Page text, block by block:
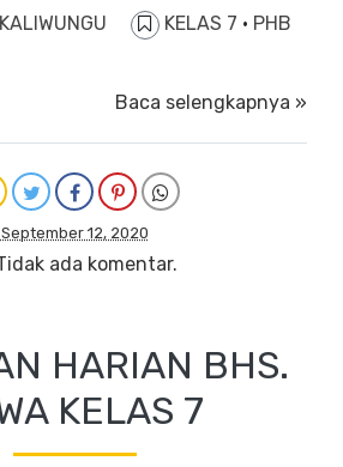
KELAS 7 · PHB
Baca selengkapnya »
September 12, 2020
ada komentar.
HARIAN BHS.
KELAS 7